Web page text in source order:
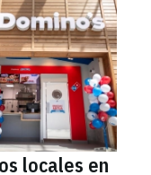
locales en